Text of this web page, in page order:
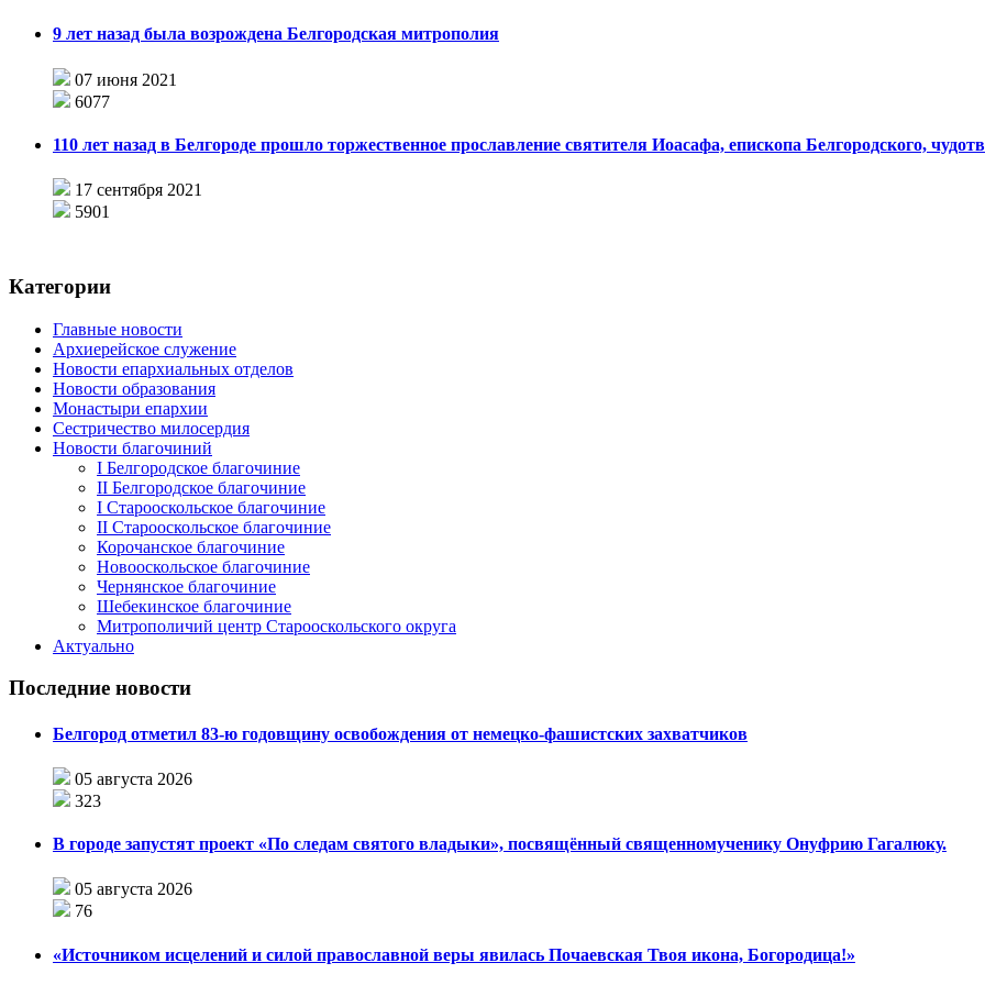
9 лет назад была возрождена Белгородская митрополия
07 июня 2021
6077
110 лет назад в Белгороде прошло торжественное прославление святителя Иоасафа, епископа Белгородского,
17 сентября 2021
5901
Категории
Главные новости
Архиерейское служение
Новости епархиальных отделов
Новости образования
Монастыри епархии
Сестричество милосердия
Новости благочиний
I Белгородское благочиние
II Белгородское благочиние
I Старооскольское благочиние
II Старооскольское благочиние
Корочанское благочиние
Новооскольское благочиние
Чернянское благочиние
Шебекинское благочиние
Митрополичий центр Старооскольского округа
Актуально
Последние новости
Белгород отметил 83-ю годовщину освобождения от немецко-фашистских захватчиков
05 августа 2026
323
В городе запустят проект «По следам святого владыки», посвящённый священномученику Онуфрию Гагалюку.
05 августа 2026
76
«Источником исцелений и силой православной веры явилась Почаевская Твоя икона, Богородица!»